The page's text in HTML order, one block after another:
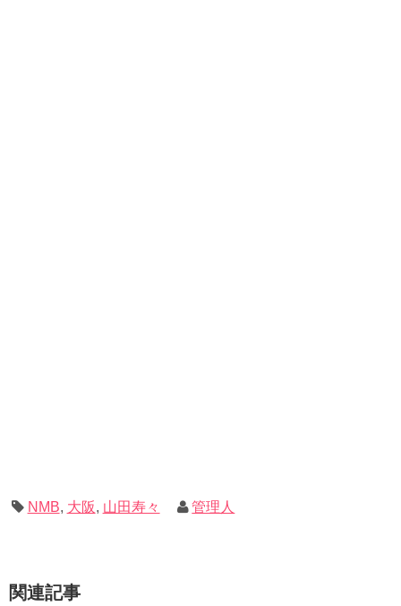
NMB, 大阪, 山田寿々 管理人
関連記事